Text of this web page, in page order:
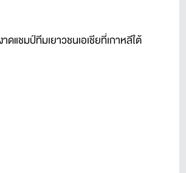
ดแชมป์ทีมเยาวชนเอเชียที่เกาหลีใต้